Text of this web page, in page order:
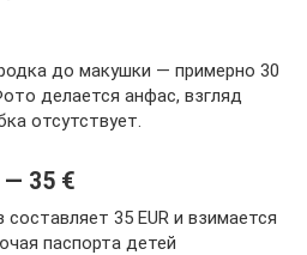
до макушки — примерно 30
делается анфас, взгляд
отсутствует.
— 35 €
35 EUR и взимается
паспорта детей